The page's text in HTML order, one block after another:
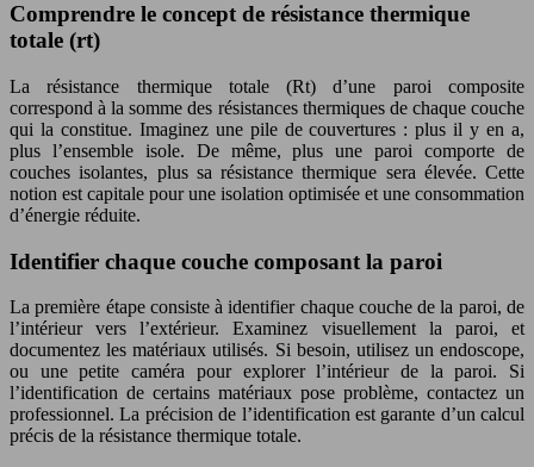
Comprendre le concept de résistance thermique
totale (rt)
La résistance thermique totale (Rt) d’une paroi composite
correspond à la somme des résistances thermiques de chaque couche
qui la constitue. Imaginez une pile de couvertures : plus il y en a,
plus l’ensemble isole. De même, plus une paroi comporte de
couches isolantes, plus sa résistance thermique sera élevée. Cette
notion est capitale pour une isolation optimisée et une consommation
d’énergie réduite.
Identifier chaque couche composant la paroi
La première étape consiste à identifier chaque couche de la paroi, de
l’intérieur vers l’extérieur. Examinez visuellement la paroi, et
documentez les matériaux utilisés. Si besoin, utilisez un endoscope,
ou une petite caméra pour explorer l’intérieur de la paroi. Si
l’identification de certains matériaux pose problème, contactez un
professionnel. La précision de l’identification est garante d’un calcul
précis de la résistance thermique totale.